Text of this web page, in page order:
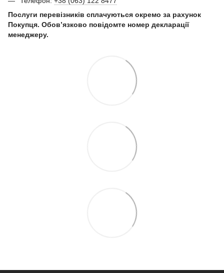
Послуги перевізників сплачуються окремо за рахунок
Покупця. Обов’язково повідомте номер декларації
менеджеру.